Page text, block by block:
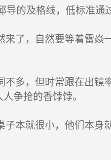
的及格线，低标准通
了，自然要等着雷焱
多，但时常跟在出镜
争抢的香饽饽。
本就很小，他们本身